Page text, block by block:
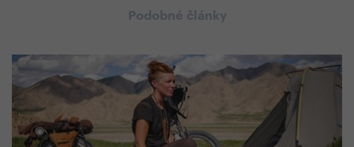
Podobné články